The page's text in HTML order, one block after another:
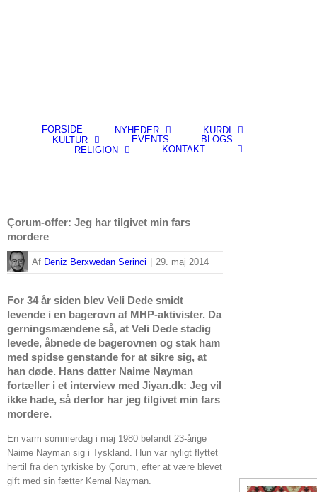
FORSIDE NYHEDER
KURDÎ
KULTUR
EVENTS
BLOGS
RELIGION
KONTAKT
Çorum-offer: Jeg har tilgivet min fars
mordere
By Deniz Berxwedan Serinci 29. maj 2014
For 34 år siden blev Veli Dede smidt
levende i en bagerovn af MHP-aktivister. Da
gerningsmændene så, at Veli Dede stadig
levede, åbnede de bagerovnen og stak ham
med spidse genstande for at sikre sig, at
han døde. Hans datter Naime Nayman
fortæller i et interview med Jiyan.dk: Jeg vil
ikke hade, så derfor har jeg tilgivet min fars
mordere.
En varm sommerdag i maj 1980 befandt 23-årige
Naime Nayman sig i Tyskland. Hun var nyligt flyttet
hertil fra den tyrkiske by Çorum, efter at være blevet
gift med sin fætter Kemal Nayman.